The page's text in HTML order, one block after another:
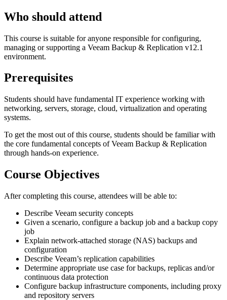
Who should attend
This course is suitable for anyone responsible for configuring,
managing or supporting a Veeam Backup & Replication v12.1
environment.
Prerequisites
Students should have fundamental IT experience working with
networking, servers, storage, cloud, virtualization and operating
systems.
To get the most out of this course, students should be familiar with
the core fundamental concepts of Veeam Backup & Replication
through hands-on experience.
Course Objectives
After completing this course, attendees will be able to:
Describe Veeam security concepts
Given a scenario, configure a backup job and a backup copy
job
Explain network-attached storage (NAS) backups and
configuration
Describe Veeam’s replication capabilities
Determine appropriate use case for backups, replicas and/or
continuous data protection
Configure backup infrastructure components, including proxy
and repository servers